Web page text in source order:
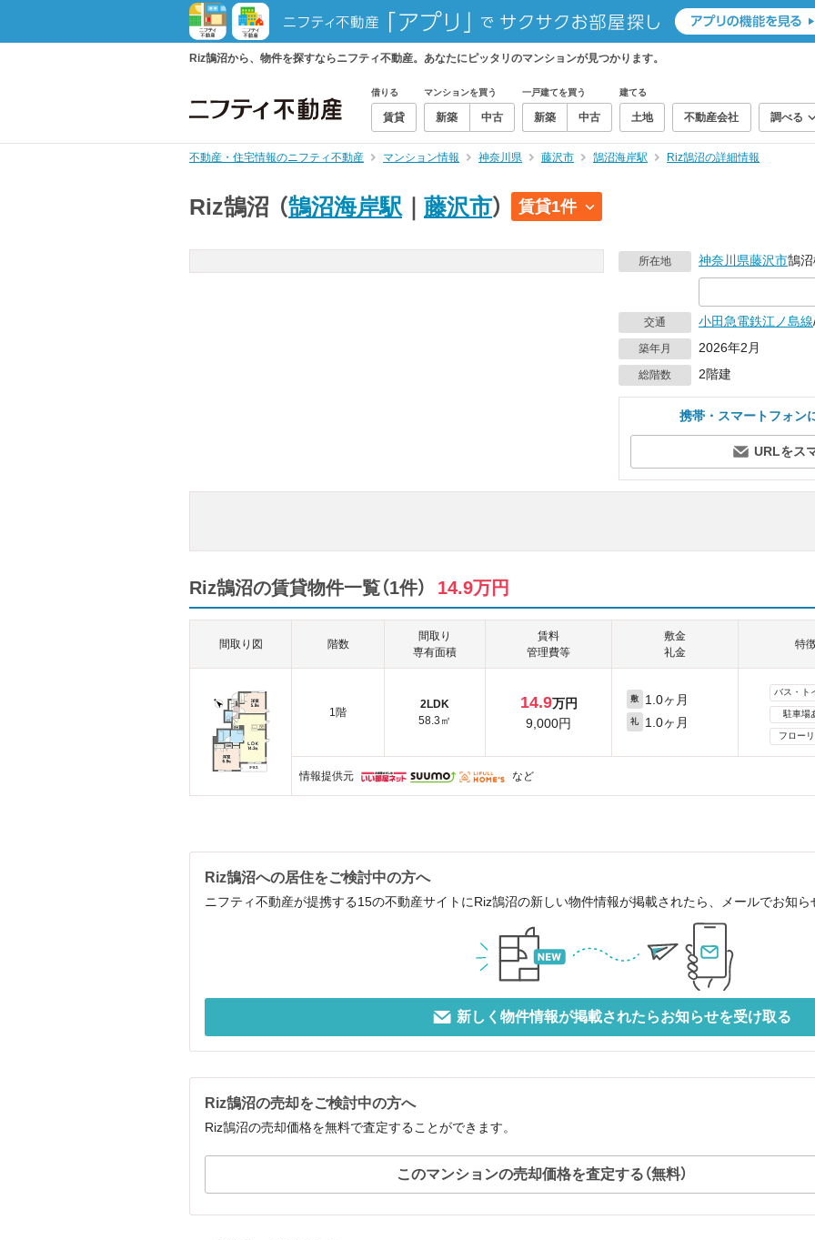
Riz鵠沼から、物件を探すならニフティ不動産。あなたにピッタリのマンションが見つかります。
借りる
賃貸
マンションを買う
新築 中古
一戸建てを買う
新築 中古
建てる
土地 不動産会社 調べる
不動産・住宅情報のニフティ不動産 マンション情報 神奈川県 藤沢市 鵠沼海岸駅 Riz鵠沼の詳細情報
Riz鵠沼 （鵠沼海岸駅 藤沢市） 賃貸1件
所在地 神奈川県藤沢市鵠
交通 小田急電鉄江ノ島線
築年月 2026年2月
総階数 2階建
携帯・スマートフォン
URLをス
Riz鵠沼の賃貸物件一覧（1件） 14.9万円
間取り図 階数
間取り
専有面積
賃料
管理費等
敷金
礼金
特
1階
2LDK
58.3㎡
14.9万円
9,000円
敷 1.0ヶ月
礼 1.0ヶ月
バス・ト
駐車場
フロー
情報提供元 など
Riz鵠沼への居住をご検討中の方へ
ニフティ不動産が提携する15の不動産サイトにRiz鵠沼の新しい物件情報が掲載されたら、メールでお知ら
新しく物件情報が掲載されたらお知らせを受け取る
Riz鵠沼の売却をご検討中の方へ
Riz鵠沼の売却価格を無料で査定することができます。
このマンションの売却価格を査定する（無料）